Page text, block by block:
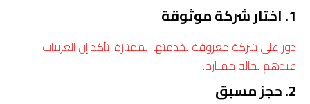
1. اختار شركة موثوقة
دور على شركة معروفة بخدمتها الممتازة. تأكد إن العربيات
عندهم بحالة ممتازة.
2. حجز مسبق